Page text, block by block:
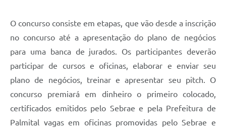
O concurso consiste em etapas, que vão desde a inscrição
no concurso até a apresentação do plano de negócios
para uma banca de jurados. Os participantes deverão
participar de cursos e oficinas, elaborar e enviar seu
plano de negócios, treinar e apresentar seu pitch. O
concurso premiará em dinheiro o primeiro colocado,
certificados emitidos pelo Sebrae e pela Prefeitura de
Palmital vagas em oficinas promovidas pelo Sebrae e